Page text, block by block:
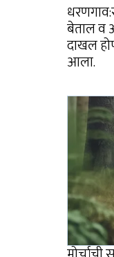
बेताल व
दाखल
आला.